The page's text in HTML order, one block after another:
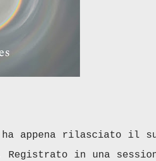
ha appena rilasciato il
Registrato in una